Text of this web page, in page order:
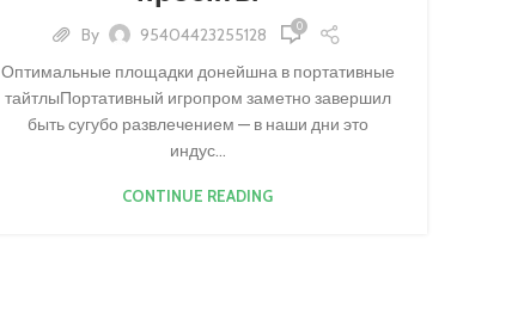
By 95404423255128 0
Оптимальные площадки донейшна в портативные
тайтлыПортативный игропром заметно завершил
быть сугубо развлечением — в наши дни это
индус...
CONTINUE READING